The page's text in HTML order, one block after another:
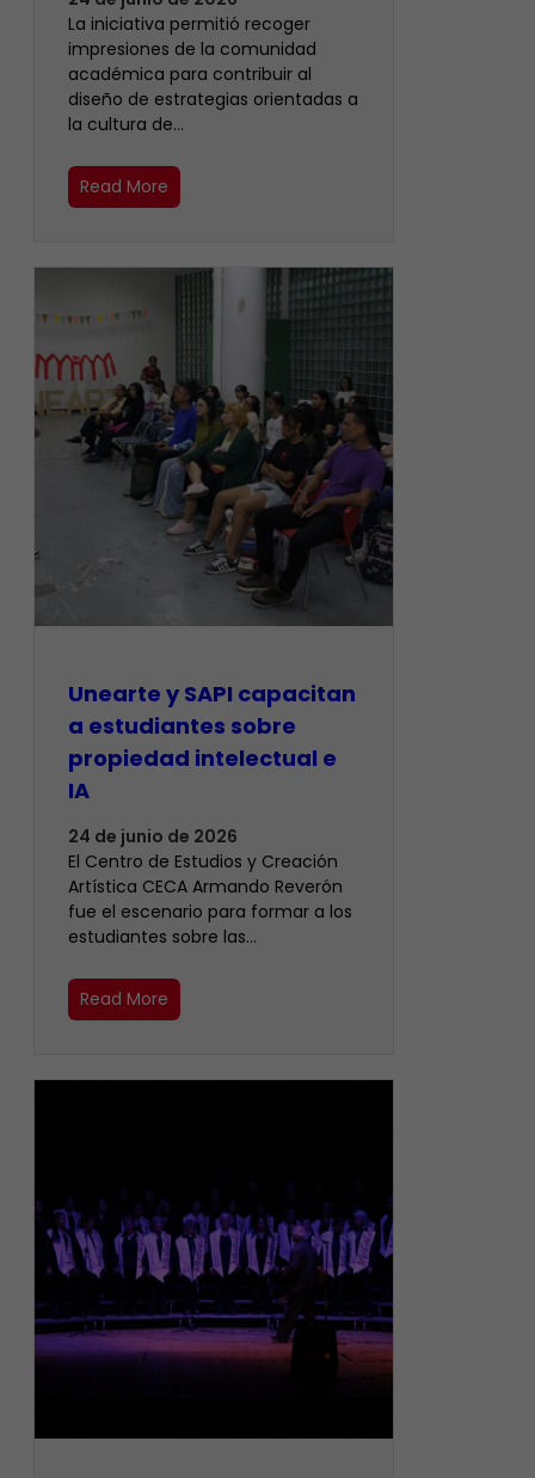
La iniciativa permitió recoger
impresiones de la comunidad
académica para contribuir al
diseño de estrategias orientadas a
la cultura de…
Read More
Unearte y SAPI capacitan
a estudiantes sobre
propiedad intelectual e
IA
24 de junio de 2026
El Centro de Estudios y Creación
Artística CECA Armando Reverón
fue el escenario para formar a los
estudiantes sobre las…
Read More